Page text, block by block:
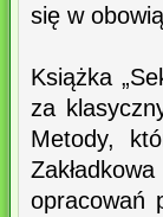
się w
Książka
za
Metody,
opracowań